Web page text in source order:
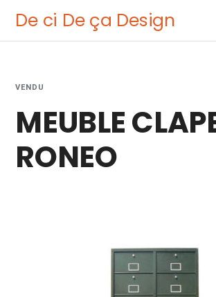
De ci De ça Design
VENDU
MEUBLE
RONEO